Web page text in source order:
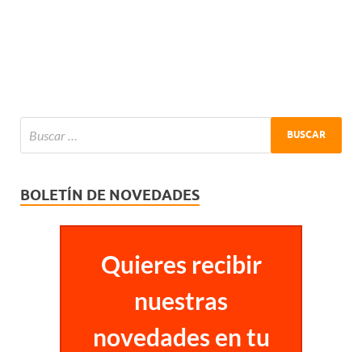
BOLETÍN DE NOVEDADES
Quieres recibir
nuestras
novedades en tu